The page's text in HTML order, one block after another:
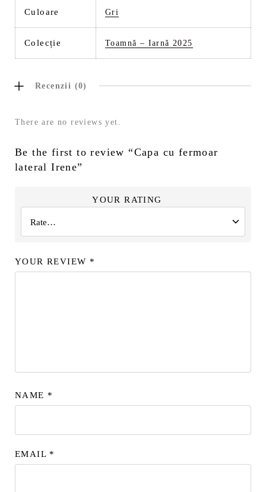
Culoare Gri
Colecție Toamnă – Iarnă 2025
Recenzii (0)
There are no reviews yet.
Be the first to review “Capa cu fermoar
lateral Irene”
YOUR RATING
YOUR REVIEW *
NAME *
EMAIL *